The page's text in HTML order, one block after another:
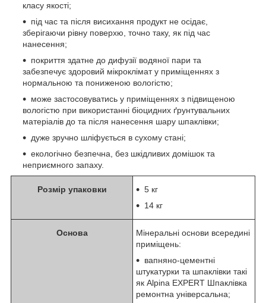
класу якості;
під час та після висихання продукт не осідає,
зберігаючи рівну поверхю, точно таку, як під час
нанесення;
покриття здатне до дифузії водяної пари та
забезпечує здоровий мікроклімат у приміщеннях з
нормальною та пониженою вологістю;
може застосовуватись у приміщеннях з підвищеною
вологістю при використанні біоцидних ґрунтувальних
матеріалів до та після нанесення шару шпаклівки;
дуже зручно шліфується в сухому стані;
екологічно безпечна, без шкідливих домішок та
неприємного запаху.
Розмір упаковки
5 кг
14 кг
Основа
Мінеральні основи всередині
приміщень:
вапняно-цементні
штукатурки та шпаклівки такі
як Alpina EXPERT Шпаклівка
ремонтна універсальна;